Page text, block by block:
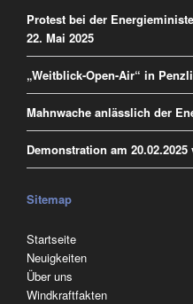
Protest bei der
22. Mai 2025
„Weitblick-Open-Air“ in
Mahnwache anlässlich der
Demonstration am
Sitemap
Navigation
überspringen
Startseite
Neuigkeiten
Über uns
Windkraftfakten